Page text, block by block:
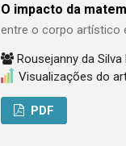
O impacto da
entre o corpo artístico
Rousejanny da Silva
Visualizações do
PDF